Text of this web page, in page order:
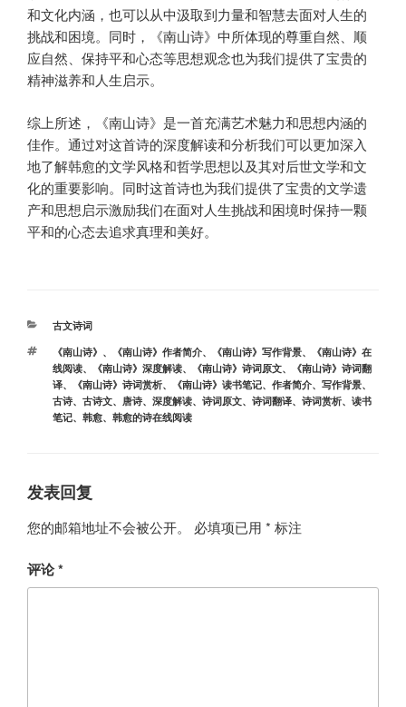
和文化内涵，也可以从中汲取到力量和智慧去面对人生的
挑战和困境。同时，《南山诗》中所体现的尊重自然、顺
应自然、保持平和心态等思想观念也为我们提供了宝贵的
精神滋养和人生启示。
综上所述，《南山诗》是一首充满艺术魅力和思想内涵的
佳作。通过对这首诗的深度解读和分析我们可以更加深入
地了解韩愈的文学风格和哲学思想以及其对后世文学和文
化的重要影响。同时这首诗也为我们提供了宝贵的文学遗
产和思想启示激励我们在面对人生挑战和困境时保持一颗
平和的心态去追求真理和美好。
分
古文诗词
标
签
《南山诗》 、 《南山诗》作者简介、 《南山诗》写作背景、
《南山诗》在
线阅读、 《南山诗》深度解读、 《南山诗》诗词原文、
《南山诗》诗词翻
译、 《南山诗》诗词赏析、 《南山诗》读书笔记、 作者简介、 写作背景、
古诗、 古诗文、 唐诗、 深度解读、 诗词原文、 诗词翻译、 诗词赏析、 读书
笔记、 韩愈、 韩愈的诗在线阅读
发表回复
您的邮箱地址不会被公开。 必填项已用 * 标注
评论*